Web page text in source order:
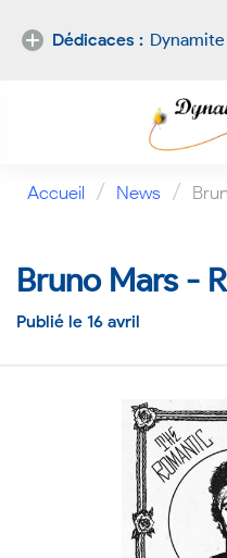
Dédicaces :
Accueil / News /
Bruno Mars -
Publié le 16 avril